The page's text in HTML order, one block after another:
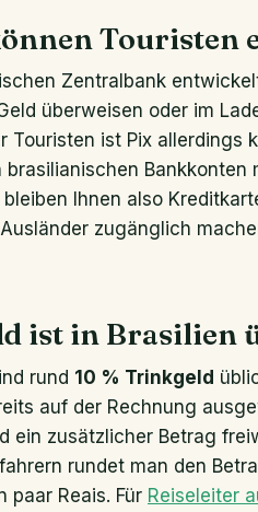
Touristen
Zentralbank
überweisen oder im
Touristen ist Pix allerdings
Bankkonten
Ihnen also
zugänglich
ist in Brasilien
rund 10 % Trinkgeld
auf der Rechnung
ein zusätzlicher Betrag
rundet man den
paar Reais. Für Reiseleiter